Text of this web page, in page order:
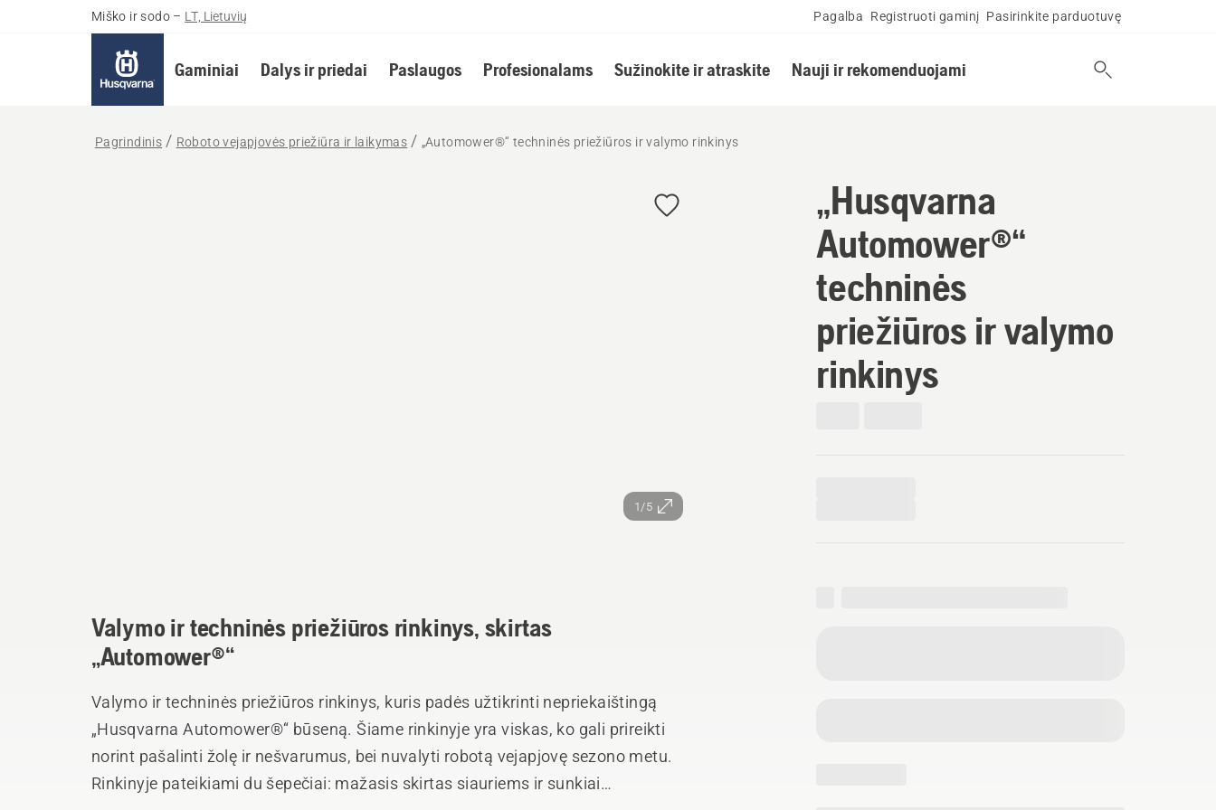
Miško ir sodo – LT, Lietuvių Pagalba Registruoti gaminį Pasirinkite parduotuvę
Gaminiai Dalys ir priedai Paslaugos Profesionalams Sužinokite ir atraskite Nauji ir rekomenduojami
Pagrindinis Roboto vejapjovės priežiūra ir laikymas „Automower®“ techninės priežiūros ir valymo rinkinys
1/5
„Husqvarna
Automower®“
techninės
priežiūros ir valymo
rinkinys
Valymo ir techninės priežiūros rinkinys, skirtas
„Automower®“
Valymo ir techninės priežiūros rinkinys, kuris padės užtikrinti nepriekaištingą
„Husqvarna Automower®“ būseną. Šiame rinkinyje yra viskas, ko gali prireikti
norint pašalinti žolę ir nešvarumus, bei nuvalyti robotą vejapjovę sezono metu.
Rinkinyje pateikiami du šepečiai: mažasis skirtas siauriems ir sunkiai